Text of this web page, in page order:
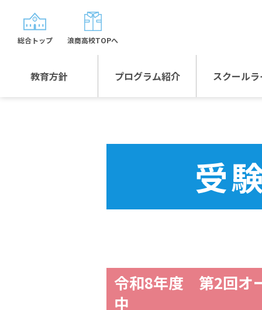
教育方針 プログラム紹介 スクール
総合トップ 浪商高校TOPへ
受
令和8年度 第2回オ
中